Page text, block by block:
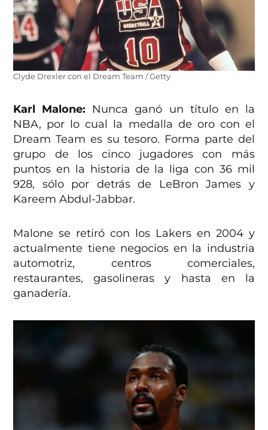
Clyde Drexler con el Dream Team / Getty
Karl Malone: Nunca ganó un título en la
NBA, por lo cual la medalla de oro con el
Dream Team es su tesoro. Forma parte del
grupo de los cinco jugadores con más
puntos en la historia de la liga con 36 mil
928, sólo por detrás de LeBron James y
Kareem Abdul-Jabbar.
Malone se retiró con los Lakers en 2004 y
actualmente tiene negocios en la industria
automotriz, centros comerciales,
restaurantes, gasolineras y hasta en la
ganadería.